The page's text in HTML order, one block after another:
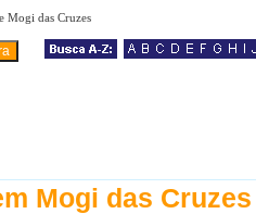
Mogi das Cruzes
Mogi das Cruzes